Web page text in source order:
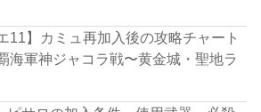
11】カミュ再加入後の攻略チャート
海軍神ジャコラ戦〜黄金城・聖地ラ